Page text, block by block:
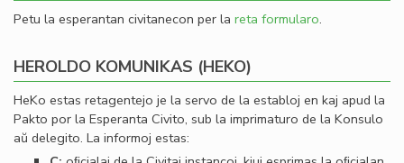
Petu la esperantan civitanecon per la reta formularo.
HEROLDO KOMUNIKAS (HEKO)
HeKo estas retagentejo je la servo de la establoj en kaj apud la
Pakto por la Esperanta Civito, sub la imprimaturo de la Konsulo
aŭ delegito. La informoj estas: